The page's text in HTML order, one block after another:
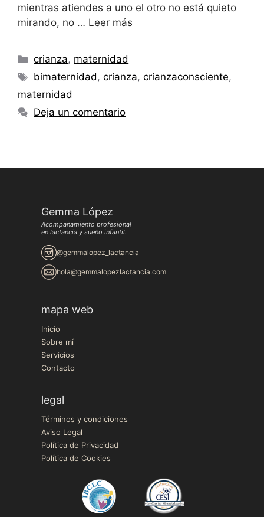
mientras atiendes a uno el otro no está quieto
mirando, no … Leer más
Categorías
crianza, maternidad
Etiquetas
bimaternidad,crianza,crianzaconsciente,
maternidad
Deja un comentario
Gemma López
Acompañamiento profesional
en lactancia y sueño infantil.
@gemmalopez_lactancia
hola@gemmalopezlactancia.com
mapa web
Inicio
Sobre mí
Servicios
Contacto
legal
Términos y condiciones
Aviso Legal
Política de Privacidad
Política de Cookies